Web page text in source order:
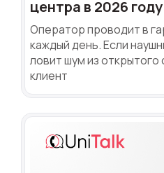
центра в 2026 году
Оператор проводит в
каждый день. Если
ловит шум из
клиент